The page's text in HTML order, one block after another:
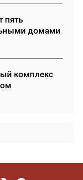
пять
домами
комплекс